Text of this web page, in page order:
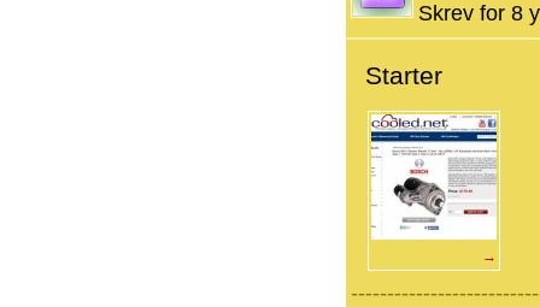
Skrev for 8
Starter
→